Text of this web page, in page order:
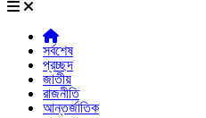
সর্বশেষ
প্রচ্ছদ
জাতীয়
রাজনীতি
আন্তর্জাতিক